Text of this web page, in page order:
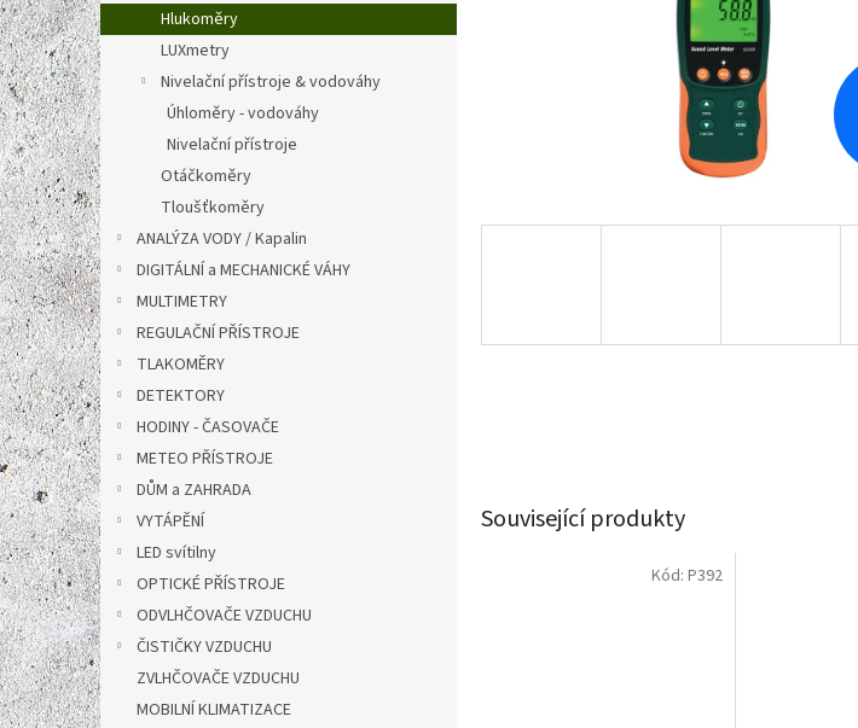
e
l
Hlukoměry
LUXmetry
Nivelační přístroje & vodováhy
Úhloměry - vodováhy
Nivelační přístroje
Otáčkoměry
Tloušťkoměry
ANALÝZA VODY / Kapalin
DIGITÁLNÍ a MECHANICKÉ VÁHY
MULTIMETRY
REGULAČNÍ PŘÍSTROJE
TLAKOMĚRY
DETEKTORY
HODINY - ČASOVAČE
METEO PŘÍSTROJE
DŮM a ZAHRADA
VYTÁPĚNÍ
LED svítilny
OPTICKÉ PŘÍSTROJE
ODVLHČOVAČE VZDUCHU
ČISTIČKY VZDUCHU
ZVLHČOVAČE VZDUCHU
MOBILNÍ KLIMATIZACE
Související produkty
Kód: P392